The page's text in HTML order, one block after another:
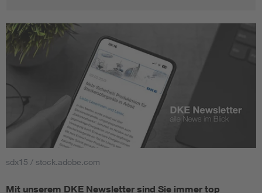
sdx15 / stock.adobe.com
Mit unserem DKE Newsletter sind Sie immer top